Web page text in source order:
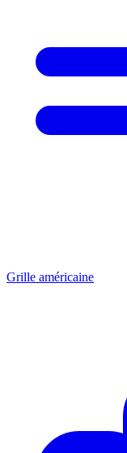
Grille américaine